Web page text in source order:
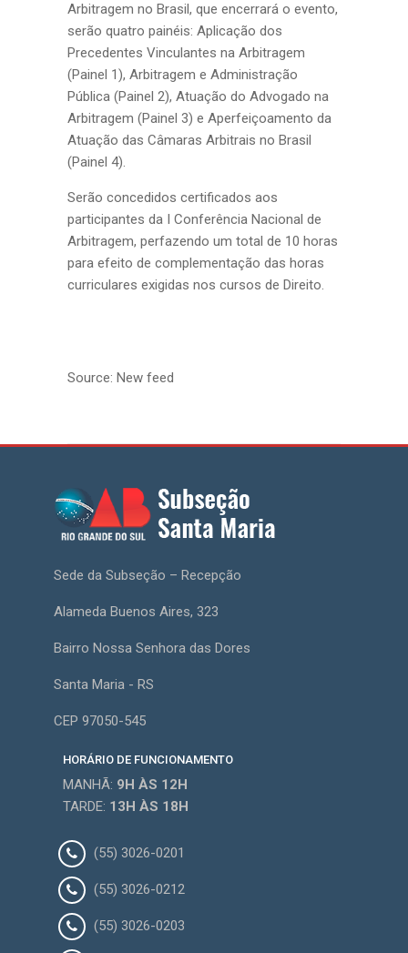
Arbitragem no Brasil, que encerrará o evento,
serão quatro painéis: Aplicação dos
Precedentes Vinculantes na Arbitragem
(Painel 1), Arbitragem e Administração
Pública (Painel 2), Atuação do Advogado na
Arbitragem (Painel 3) e Aperfeiçoamento da
Atuação das Câmaras Arbitrais no Brasil
(Painel 4).
Serão concedidos certificados aos
participantes da I Conferência Nacional de
Arbitragem, perfazendo um total de 10 horas
para efeito de complementação das horas
curriculares exigidas nos cursos de Direito.
Source: New feed
Sede da Subseção – Recepção
Alameda Buenos Aires, 323
Bairro Nossa Senhora das Dores
Santa Maria - RS
CEP 97050-545
HORÁRIO DE FUNCIONAMENTO
MANHÃ: 9H ÀS 12H
TARDE: 13H ÀS 18H
(55) 3026-0201
(55) 3026-0212
(55) 3026-0203